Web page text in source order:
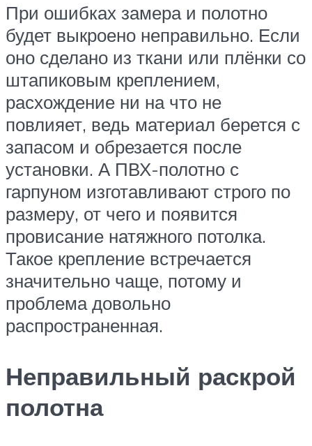
При ошибках замера и полотно
будет выкроено неправильно. Если
оно сделано из ткани или плёнки со
штапиковым креплением,
расхождение ни на что не
повлияет, ведь материал берется с
запасом и обрезается после
установки. А ПВХ-полотно с
гарпуном изготавливают строго по
размеру, от чего и появится
провисание натяжного потолка.
Такое крепление встречается
значительно чаще, потому и
проблема довольно
распространенная.
Неправильный раскрой
полотна